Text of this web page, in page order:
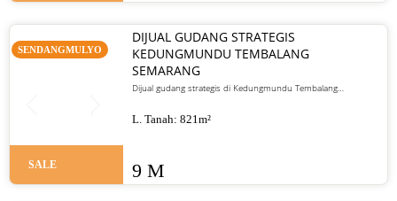
SENDANGMULYO
SALE
DIJUAL GUDANG STRATEGIS
KEDUNGMUNDU TEMBALANG
SEMARANG
Dijual gudang strategis di Kedungmundu Tembalang
L. Tanah: 821m²
9 M